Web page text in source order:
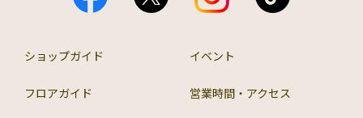
ショップガイド イベント
フロアガイド 営業時間・アクセス